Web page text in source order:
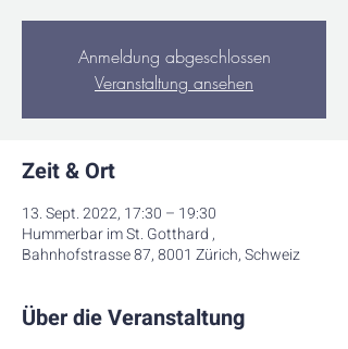
Anmeldung abgeschlossen
Veranstaltung ansehen
Zeit & Ort
13. Sept. 2022, 17:30 – 19:30
Hummerbar im St. Gotthard ,
Bahnhofstrasse 87, 8001 Zürich, Schweiz
Über die Veranstaltung